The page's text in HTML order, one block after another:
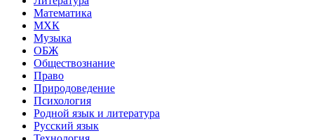
Математика
МХК
Музыка
ОБЖ
Обществознание
Право
Природоведение
Психология
Родной язык и литература
Русский язык